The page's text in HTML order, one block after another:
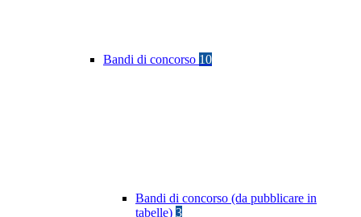
Bandi di concorso 10
Bandi di concorso (da pubblicare in
tabelle) 3